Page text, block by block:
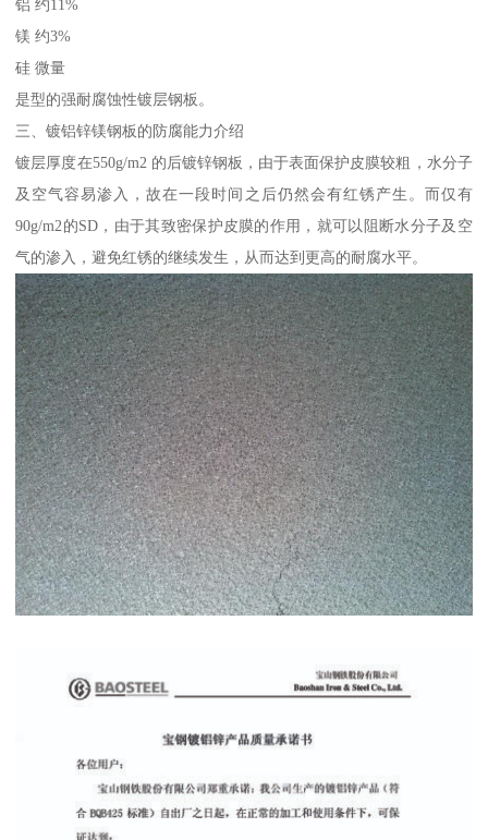
铝 约11%
镁 约3%
硅 微量
是型的强耐腐蚀性镀层钢板。
三、镀铝锌镁钢板的防腐能力介绍
镀层厚度在550g/m2 的后镀锌钢板，由于表面保护皮膜较粗，水分子
及空气容易渗入，故在一段时间之后仍然会有红锈产生。而仅有
90g/m2的SD，由于其致密保护皮膜的作用，就可以阻断水分子及空
气的渗入，避免红锈的继续发生，从而达到更高的耐腐水平。